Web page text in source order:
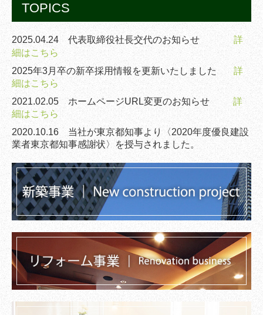
不動産企画業務
賃貸管理業務
採用情報
仕事紹介／社員メッセージ
新卒・募集要項
応募と選考
中途採用情報・募集要項
エントリーはこちら
プライバシーポリシー
代表取締役社長交代のお知らせ
TOPICS
2025.04.24 代表取締役社長交代のお知らせ
詳
細はこちら
2025年3月卒の新卒採用情報を更新いたしました
詳
細はこちら
2021.02.05 ホームページURL変更のお知らせ 詳
細はこちら
2020.10.16 当社が東京都知事より〈2020年度優良建設
業者東京都知事感謝状〉を授与されました。